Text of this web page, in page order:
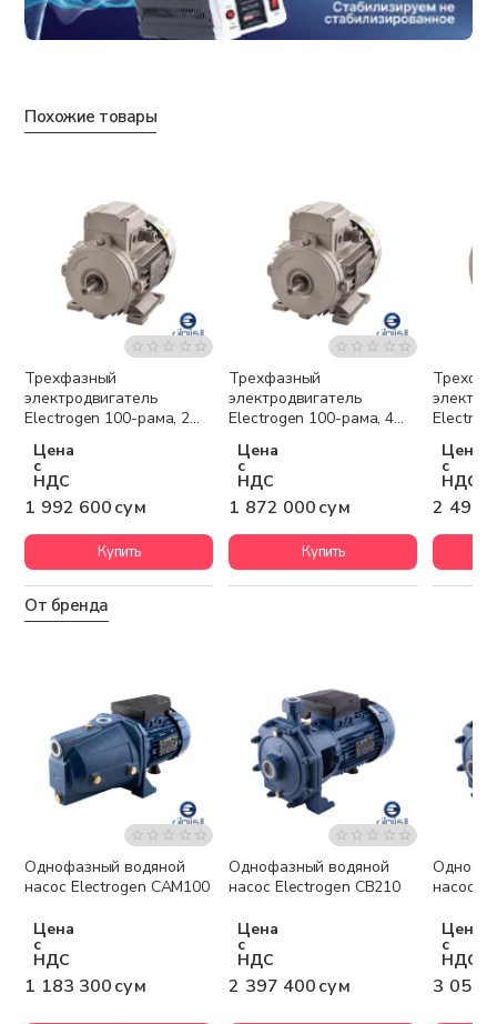
Похожие товары
Бесплатная доставка
Трехфазный
электродвигатель
Electrogen 100-рама, 2
Цена
с
НДС
1 992 600 сум
Купить
Бесплатная доставка
Трехфазный
электродвигатель
Electrogen 100-рама, 4
Цена
с
НДС
1 872 000 сум
Купить
Цена
с
НДС
2 499
От бренда
Бесплатная доставка
Однофазный водяной
насос Electrogen CAM100
Цена
с
НДС
1 183 300 сум
Бесплатная доставка
Однофазный водяной
насос Electrogen CB210
Цена
с
НДС
2 397 400 сум
насос
Цена
с
НДС
3 051